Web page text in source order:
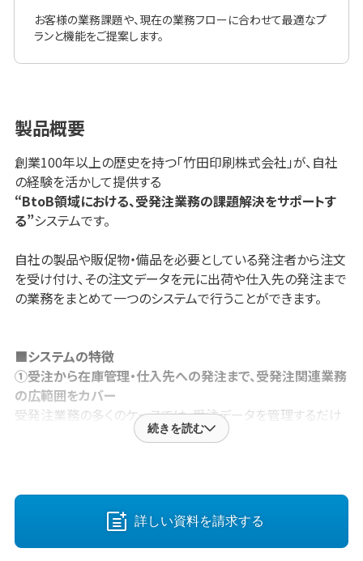
お客様の業務課題や、現在の業務フローに合わせて最適なプ
ランと機能をご提案します。
製品概要
創業100年以上の歴史を持つ「竹田印刷株式会社」が、自社
の経験を活かして提供する
“BtoB領域における、受発注業務の課題解決をサポートす
る”システムです。
自社の製品や販促物・備品を必要としている発注者から注文
を受け付け、その注文データを元に出荷や仕入先の発注まで
の業務をまとめて一つのシステムで行うことができます。
■システムの特徴
①受注から在庫管理・仕入先への発注まで、受発注関連業務
の広範囲をカバー
受発注業務の多くのケースでは、受注データを管理するだけ
でなく「在庫管理」や「出荷」、「仕入先への発注」といった業務
の操作方法を覚えたり、データ連携の際に手間がかかるだけ
でなく、各システムと個別で契約が発生してしまいます。
「TS-BASE 受発注」では、受発注業務に関わる多くの業務を
搭載しており、ひとつのシステムで幅広い業務をカバーでき
続きを読む
詳しい資料を請求する